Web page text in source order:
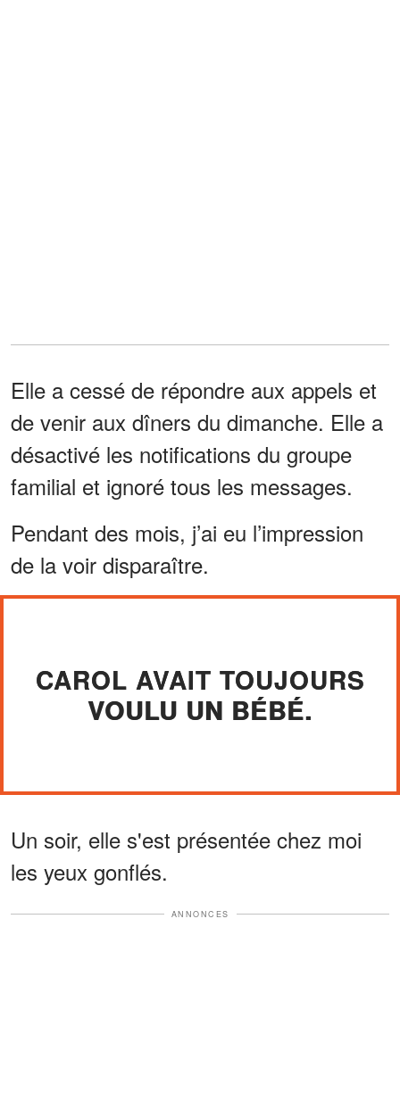
Elle a cessé de répondre aux appels et
de venir aux dîners du dimanche. Elle a
désactivé les notifications du groupe
familial et ignoré tous les messages.
Pendant des mois, j’ai eu l’impression
de la voir disparaître.
CAROL AVAIT TOUJOURS
VOULU UN BÉBÉ.
Un soir, elle s'est présentée chez moi
les yeux gonflés.
ANNONCES